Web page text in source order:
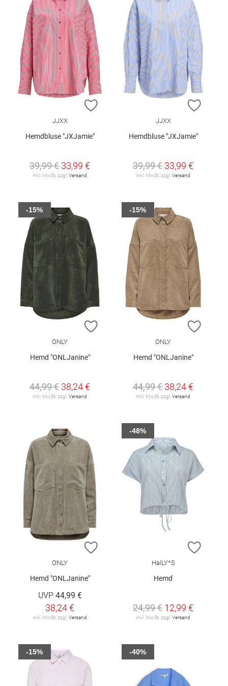
ZUR WUNSCHLISTE HINZUFÜGEN
JJXX
Hemdbluse "JXJamie"
39,99 € 33,99 €
inkl. MwSt. zzgl.Versand
ZUR
JJXX
Hemdbluse "JXJamie"
39,99 € 33,99 €
inkl. MwSt. zzgl.Versand
ZUR WUNSCHLISTE HINZUFÜGEN
ONLY
Hemd "ONLJanine"
44,99 € 38,24 €
inkl. MwSt. zzgl. Versand
-15%
ZUR
ONLY
Hemd "ONLJanine"
44,99 € 38,24 €
inkl. MwSt. zzgl. Versand
-15%
ZUR WUNSCHLISTE HINZUFÜGEN
ONLY
Hemd "ONLJanine"
UVP 44,99 €
38,24 €
inkl. MwSt. zzgl. Versand
ZUR
HaILY*S
Hemd
24,99 € 12,99 €
inkl. MwSt. zzgl. Versand
-48%
-15% -40%